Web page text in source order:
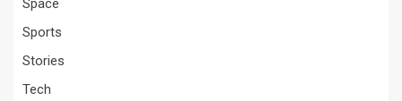
Space
Sports
Stories
Tech